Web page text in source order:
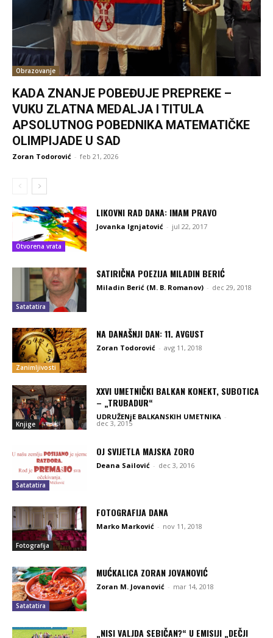
Obrazovanje
KADA ZNANJE POBEĐUJE PREPREKE –
VUKU ZLATNA MEDALJA I TITULA
APSOLUTNOG POBEDNIKA MATEMATIČKE
OLIMPIJADE U SAD
Zoran Todorović - feb 21, 2026
Otvorena vrata
LIKOVNI RAD DANA: IMAM PRAVO
Jovanka Ignjatović - jul 22, 2017
Satatatira
SATIRIČNA POEZIJA MILADIN BERIĆ
Miladin Berić (M. B. Romanov) - dec 29, 2018
Zanimljivosti
NA DANAŠNJI DAN: 11. AVGUST
Zoran Todorović - avg 11, 2018
Knjige
XXVI UMETNIČKI BALKAN KONEKT, SUBOTICA
– „TRUBADUR“
UDRUŽENjE BALKANSKIH UMETNIKA -
dec 3, 2015
Satatatira
OJ SVIJETLA MAJSKA ZORO
Deana Sailović - dec 3, 2016
Fotografija
FOTOGRAFIJA DANA
Marko Marković - nov 11, 2018
Satatatira
MUĆKALICA ZORAN JOVANOVIĆ
Zoran M. Jovanović - mar 14, 2018
„NISI VALJDA SEBIČAN?“ U EMISIJI „DEČJI